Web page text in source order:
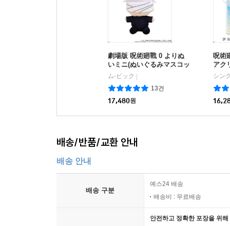
劇場版 呪術廻戰 0 よりぬ
いミニ(ぬいぐるみマスコッ
ト) 五條悟
ム-ビック
13건
17,480원
呪術
アク
夏油
シン
배송/반품/교환 안내
배송 안내
배송 구분
예스24 배송
배송비 : 무료배송
안전하고 정확한 포장을 위